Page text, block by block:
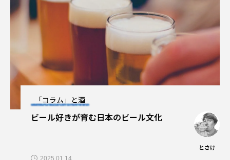
「コラム」と酒
ビール好きが育む日本のビール文化
とさけ